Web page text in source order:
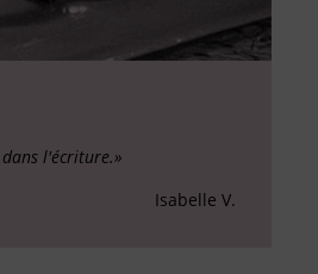
l'écriture.»
Isabelle V.